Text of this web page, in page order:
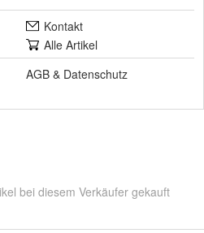
Kontakt
Alle Artikel
AGB & Datenschutz
bei diesem Verkäufer gekauft